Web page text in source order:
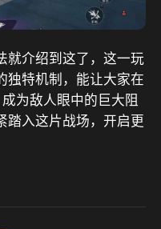
就介绍到这了，这一玩
独特机制，能让大家在
为敌人眼中的巨大阻
踏入这片战场，开启更